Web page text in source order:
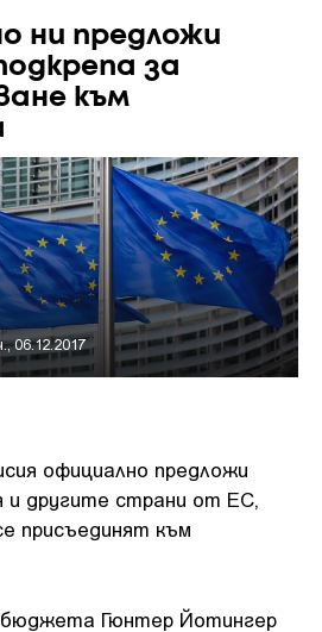
ни предложи
за
към
06.12.2017
официално предложи
и другите страни от ЕС,
присъединят към
бюджета Гюнтер Йотингер